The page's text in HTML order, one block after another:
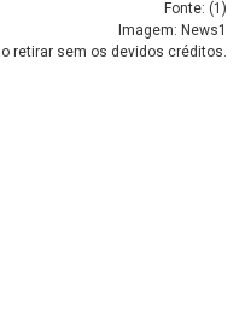
Fonte: (1 )
Imagem: News1
retirar sem os devidos créditos.